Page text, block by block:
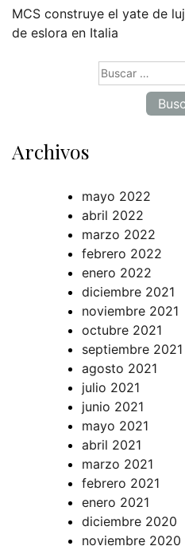
MCS construye el yate de
de eslora en Italia
Archivos
mayo 2022
abril 2022
marzo 2022
febrero 2022
enero 2022
diciembre 2021
noviembre 2021
octubre 2021
septiembre 2021
agosto 2021
julio 2021
junio 2021
mayo 2021
abril 2021
marzo 2021
febrero 2021
enero 2021
diciembre 2020
noviembre 2020